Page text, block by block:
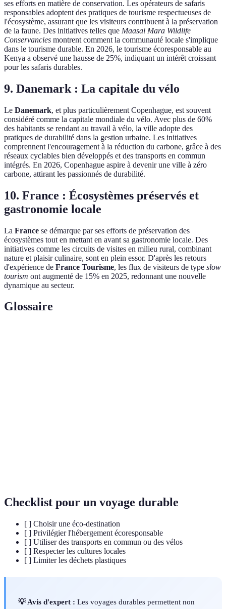
ses efforts en matière de conservation. Les opérateurs de safaris
responsables adoptent des pratiques de tourisme respectueuses de
l'écosystème, assurant que les visiteurs contribuent à la préservation
de la faune. Des initiatives telles que Maasai Mara Wildlife
Conservancies montrent comment la communauté locale s'implique
dans le tourisme durable. En 2026, le tourisme écoresponsable au
Kenya a observé une hausse de 25%, indiquant un intérêt croissant
pour les safaris durables.
9. Danemark : La capitale du vélo
Le Danemark, et plus particulièrement Copenhague, est souvent
considéré comme la capitale mondiale du vélo. Avec plus de 60%
des habitants se rendant au travail à vélo, la ville adopte des
pratiques de durabilité dans la gestion urbaine. Les initiatives
comprennent l'encouragement à la réduction du carbone, grâce à des
réseaux cyclables bien développés et des transports en commun
intégrés. En 2026, Copenhague aspire à devenir une ville à zéro
carbone, attirant les passionnés de durabilité.
10. France : Écosystèmes préservés et
gastronomie locale
La France se démarque par ses efforts de préservation des
écosystèmes tout en mettant en avant sa gastronomie locale. Des
initiatives comme les circuits de visites en milieu rural, combinant
nature et plaisir culinaire, sont en plein essor. D'après les retours
d'expérience de France Tourisme, les flux de visiteurs de type slow
tourism ont augmenté de 15% en 2025, redonnant une nouvelle
dynamique au secteur.
Glossaire
Checklist pour un voyage durable
[ ] Choisir une éco-destination
[ ] Privilégier l'hébergement écoresponsable
[ ] Utiliser des transports en commun ou des vélos
[ ] Respecter les cultures locales
[ ] Limiter les déchets plastiques
💡 Avis d'expert : Les voyages durables permettent non